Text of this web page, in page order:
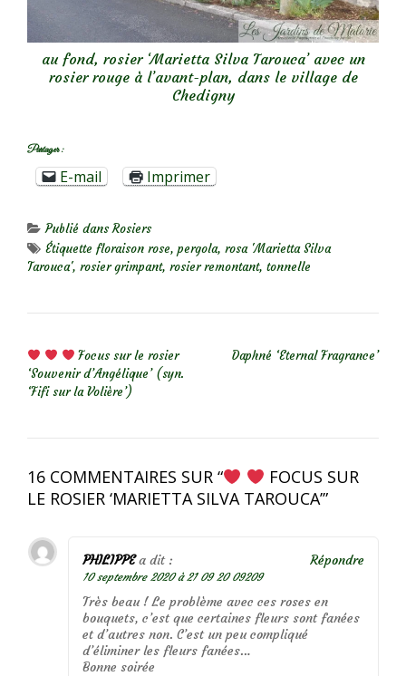
au fond, rosier ‘Marietta Silva Tarouca’ avec un
rosier rouge à l’avant-plan, dans le village de
Chedigny
Partager :
E-mail Imprimer
Publié dansRosiers
Étiquette floraison rose, pergola, rosa 'Marietta Silva
Tarouca', rosier grimpant, rosier remontant, tonnelle
Focus sur le rosier
‘Souvenir d’Angélique’ (syn.
‘Fifi sur la Volière’)
Daphné ‘Eternal Fragrance’
16 COMMENTAIRES SUR “
FOCUS SUR
LE ROSIER ‘MARIETTA SILVA TAROUCA’”
PHILIPPE a dit :
10 septembre 2020 à 21 09 20 09209
Très beau ! Le problème avec ces roses en
bouquets, c’est que certaines fleurs sont fanées
et d’autres non. C’est un peu compliqué
d’éliminer les fleurs fanées…
Bonne soirée
Répondre